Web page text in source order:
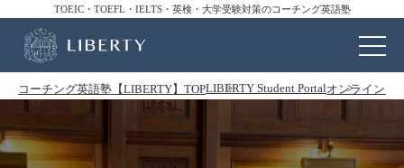
TOEIC・TOEFL・IELTS・英検・大学受験対策のコーチング英語塾
コーチング英語塾【LIBERTY】TOPLIBERTY Student Portalオンラインコ